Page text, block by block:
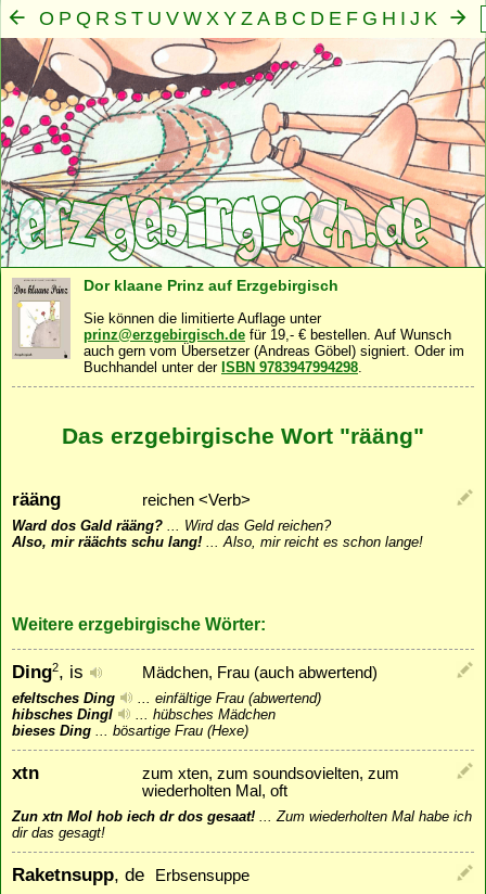
O P Q R S T U V W X Y Z A B C D E F G H I J K
L M N
Mensch·Seele·Geist·Familie·Gemeinschaft
Dor klaane Prinz auf Erzgebirgisch
Sie können die limitierte Auflage unter
prinz@erzgebirgisch.de für 19,- € bestellen. Auf Wunsch
auch gern vom Übersetzer (Andreas Göbel) signiert. Oder im
Buchhandel unter der ISBN 9783947994298.
Das erzgebirgische Wort "rääng"
rääng reichen <Verb>
Ward dos Gald rääng? ... Wird das Geld reichen?
Also, mir räächts schu lang! ...Also, mir reicht es schon lange!
Weitere erzgebirgische Wörter:
Ding2, is Mädchen, Frau (auch abwertend)
efeltsches Ding ... einfältige Frau (abwertend)
hibsches Dingl
... hübsches Mädchen
bieses Ding ... bösartige Frau (Hexe)
xtn
zum xten, zum soundsovielten, zum
wiederholten Mal, oft
Zun xtn Mol hob iech dr dos gesaat! ...Zum wiederholten Mal habe ich
dir das gesagt!
Raketnsupp, de Erbsensuppe